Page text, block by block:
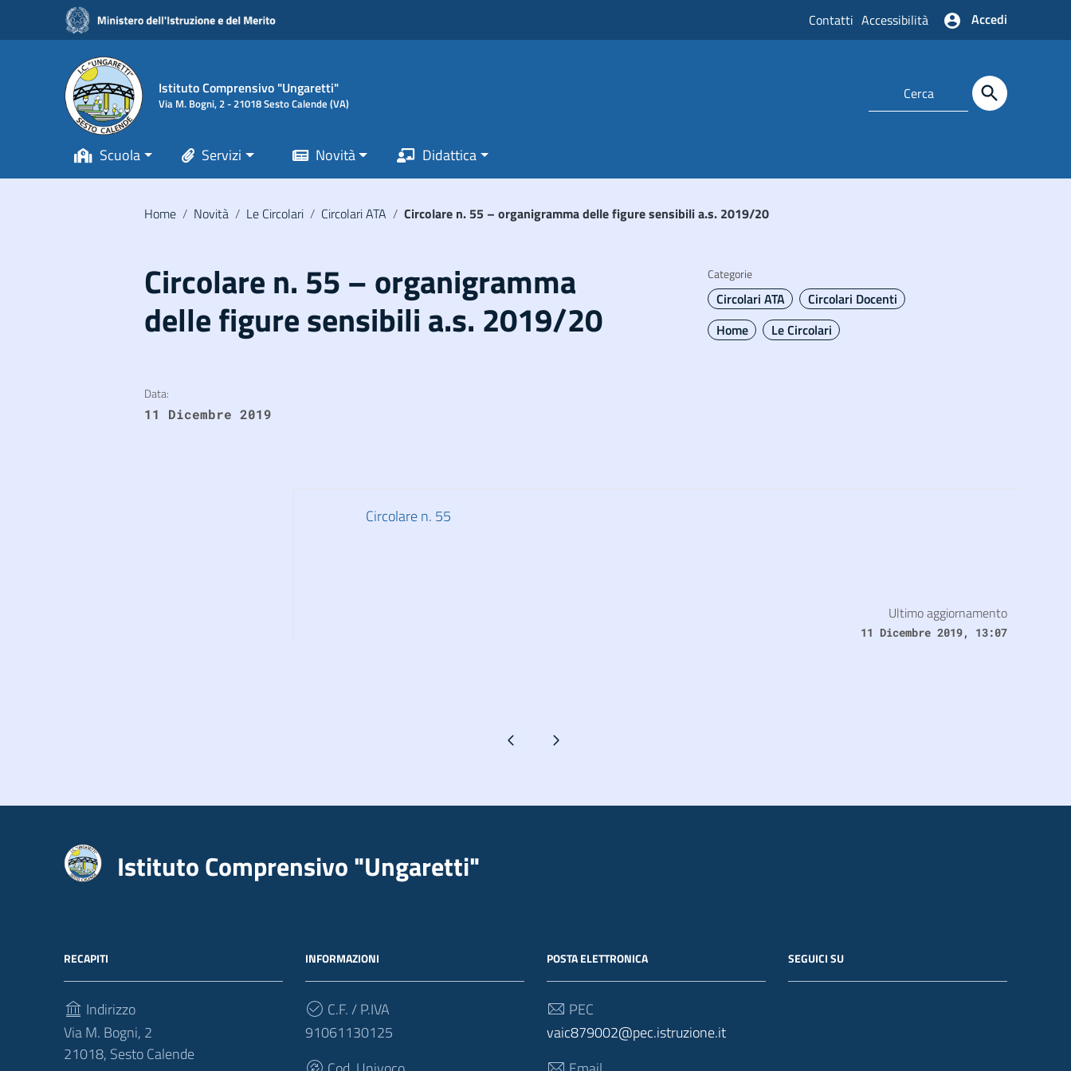
Vai ai contenuti
Vai al menu di navigazione
Vai al footer
Contatti Accessibilità Accedi
Istituto Comprensivo "Ungaretti"
Via M. Bogni, 2 - 21018 Sesto Calende (VA)
Scuola Servizi Novità Didattica
Home / Novità / Le Circolari / Circolari ATA / Circolare n. 55 – organigramma delle figure sensibili a.s. 2019/20
Circolare n. 55 – organigramma
delle figure sensibili a.s. 2019/20
Categorie
Circolari ATA
Circolari Docenti
Home
Le Circolari
Data:
11 Dicembre 2019
Circolare n. 55
Ultimo aggiornamento
11 Dicembre 2019, 13:07
Pagina precedentePagina successiva
Istituto Comprensivo "Ungaretti"
RECAPITI
Indirizzo
Via M. Bogni, 2
21018, Sesto Calende
INFORMAZIONI
C.F. / P.IVA
91061130125
POSTA ELETTRONICA
PEC
vaic879002@pec.istruzione.it
SEGUICI SU